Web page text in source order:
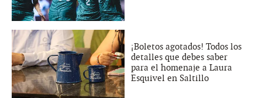
¡Boletos agotados! Todos los
detalles que debes saber
para el homenaje a Laura
Esquivel en Saltillo